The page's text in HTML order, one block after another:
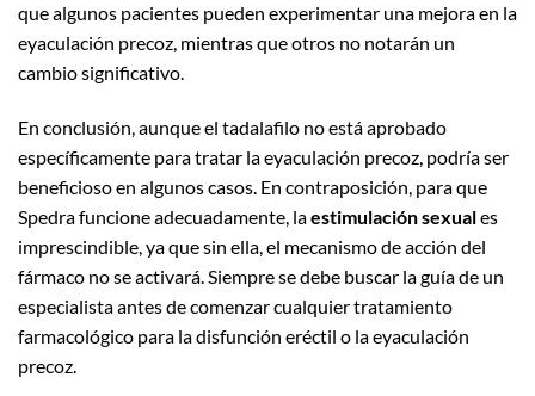
que algunos pacientes pueden experimentar una mejora en la
eyaculación precoz, mientras que otros no notarán un
cambio significativo.
En conclusión, aunque el tadalafilo no está aprobado
específicamente para tratar la eyaculación precoz, podría ser
beneficioso en algunos casos. En contraposición, para que
Spedra funcione adecuadamente, laestimulación sexuales
imprescindible, ya que sin ella, el mecanismo de acción del
fármaco no se activará. Siempre se debe buscar la guía de un
especialista antes de comenzar cualquier tratamiento
farmacológico para la disfunción eréctil o la eyaculación
precoz.